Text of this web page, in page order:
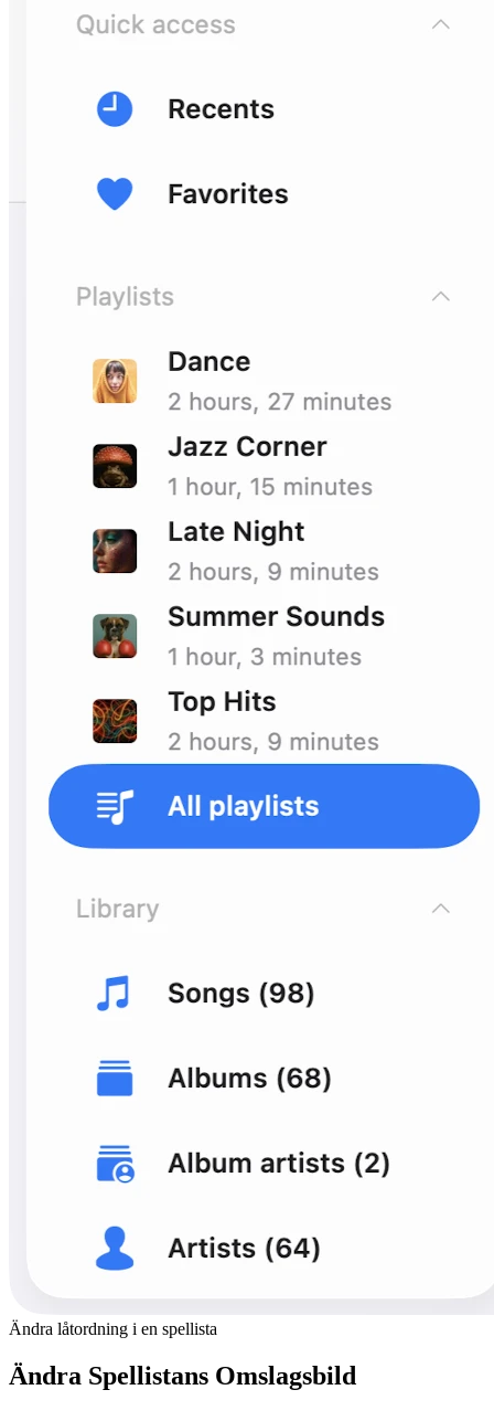
Ändra låtordning i en spellista
Ändra Spellistans Omslagsbild